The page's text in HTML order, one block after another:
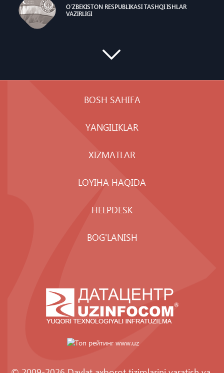
O`ZBEKISTON RESPUBLIKASI TASHQI ISHLAR
VAZIRLIGI
BOSH SAHIFA
YANGILIKLAR
XIZMATLAR
LOYIHA HAQIDA
HELPDESK
BOG'LANISH